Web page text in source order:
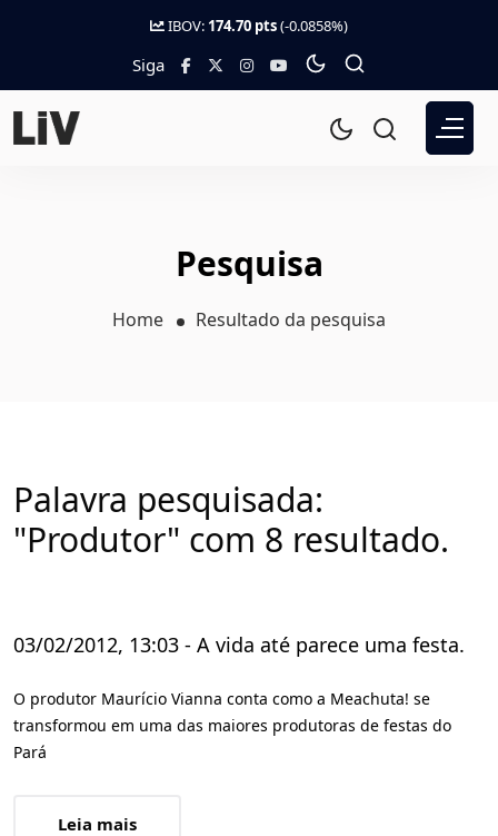
IBOV: 174.70 pts(-0.0858%)
Siga
Pesquisa
Home Resultado da pesquisa
Palavra pesquisada:
"Produtor" com 8 resultado.
03/02/2012, 13:03 - A vida até parece uma festa.
O produtor Maurício Vianna conta como a Meachuta! se
transformou em uma das maiores produtoras de festas do
Pará
Leia mais